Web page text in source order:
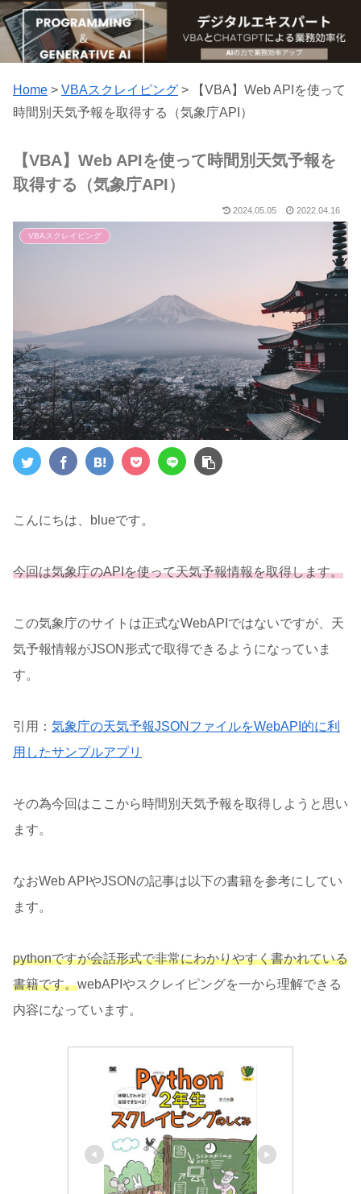
Home > VBAスクレイピング >
【VBA】Web APIを使って
時間別天気予報を取得する（気象庁API）
【VBA】Web APIを使って時間別天気予報を
取得する（気象庁API）
2024.05.05 2022.04.16
VBAスクレイピング
こんにちは、blueです。
今回は気象庁のAPIを使って天気予報情報を取得します。
この気象庁のサイトは正式なWebAPIではないですが、天
気予報情報がJSON形式で取得できるようになっていま
す。
引用： 気象庁の天気予報JSONファイルをWebAPI的に利
用したサンプルアプリ
その為今回はここから時間別天気予報を取得しようと思い
ます。
なおWeb APIやJSONの記事は以下の書籍を参考にしてい
ます。
pythonですが会話形式で非常にわかりやすく書かれている
書籍です。webAPIやスクレイピングを一から理解できる
内容になっています。